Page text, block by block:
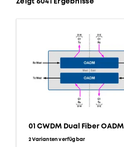
01 CWDM Dual Fiber OADM
2 Varianten verfügbar